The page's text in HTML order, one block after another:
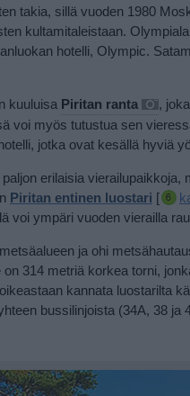
takia, sillä vuoden 1980
kultamitaleistaan.
hotelli, Olympic.
kuuluisa Piritan ranta
,
voi myös tutustua sen
jotka ovat kesällä hyviä
erilaisia
Piritan entinen luostari [
voi ympäri vuoden vierailla
ja ohi
on 314 metriä korkea torni,
kannata luostarilta
bussilinjoista (34A, 38